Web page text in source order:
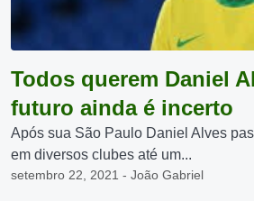
Todos querem Daniel
futuro ainda é incerto
Após sua São Paulo Daniel Alves
em diversos clubes até um...
setembro 22, 2021 - João Gabriel